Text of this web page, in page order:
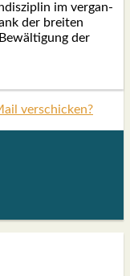
im ver­gan­
der brei­ten
der
verschicken?